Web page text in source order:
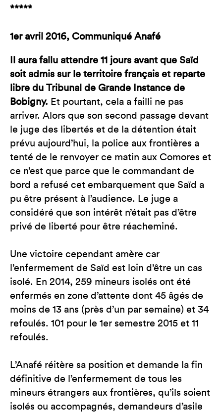
*****
1er avril 2016, Communiqué Anafé
Il aura fallu attendre 11 jours avant que Saïd
soit admis sur le territoire français et reparte
libre du Tribunal de Grande Instance de
Bobigny. Et pourtant, cela a failli ne pas
arriver. Alors que son second passage devant
le juge des libertés et de la détention était
prévu aujourd’hui, la police aux frontières a
tenté de le renvoyer ce matin aux Comores et
ce n’est que parce que le commandant de
bord a refusé cet embarquement que Saïd a
pu être présent à l’audience. Le juge a
considéré que son intérêt n’était pas d’être
privé de liberté pour être réacheminé.
Une victoire cependant amère car
l’enfermement de Saïd est loin d’être un cas
isolé. En 2014, 259 mineurs isolés ont été
enfermés en zone d’attente dont 45 âgés de
moins de 13 ans (près d’un par semaine) et 34
refoulés. 101 pour le 1er semestre 2015 et 11
refoulés.
L’Anafé réitère sa position et demande la fin
définitive de l’enfermement de tous les
mineurs étrangers aux frontières, qu’ils soient
isolés ou accompagnés, demandeurs d’asile